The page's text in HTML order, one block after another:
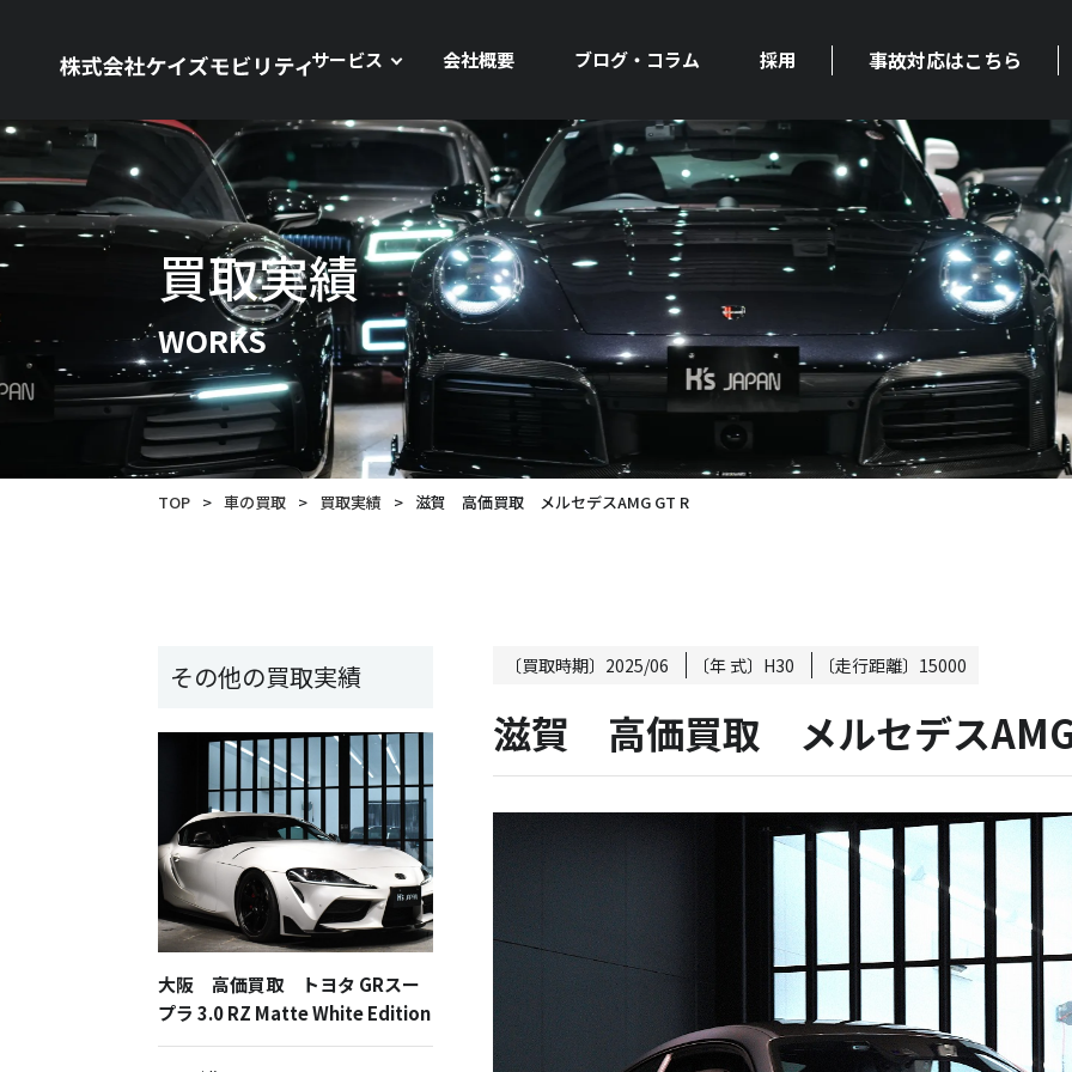
サービス 会社概要 ブログ・コラム 採用 事故対応はこちら
買取実績
WORKS
TOP > 車の買取 > 買取実績 > 滋賀 高価買取 メルセデスAMG GT R
その他の買取実績
大阪 高価買取 トヨタ GRスー
プラ 3.0 RZ Matte White Edition
〔買取時期〕 2025/06 〔年 式〕 H30 〔走行距離〕 15000
滋賀 高価買取 メルセデス